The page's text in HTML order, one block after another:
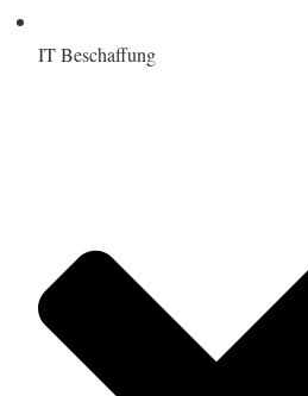
IT Beschaffung